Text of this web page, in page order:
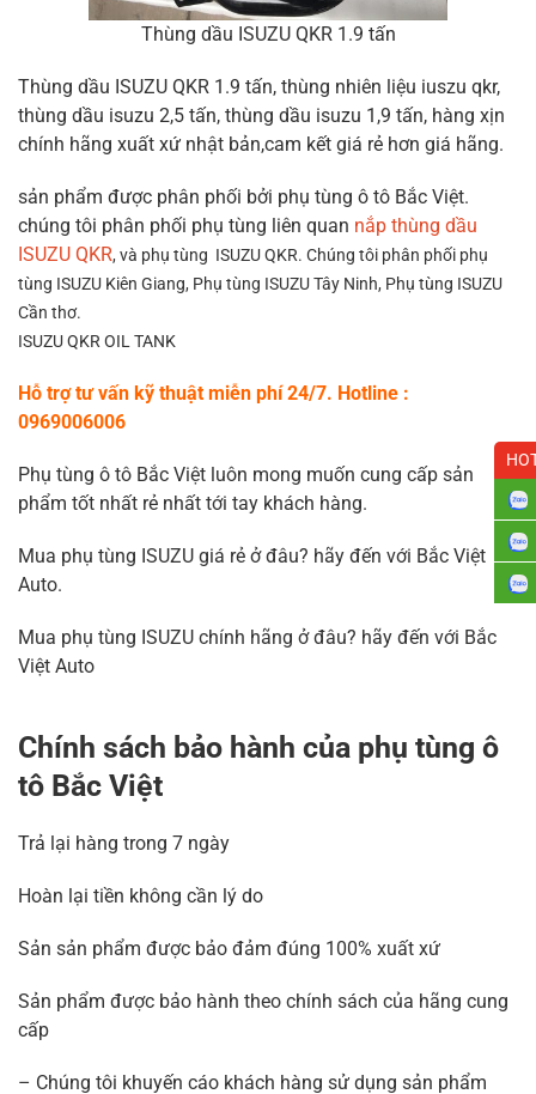
Thùng dầu ISUZU QKR 1.9 tấn
Thùng dầu ISUZU QKR 1.9 tấn, thùng nhiên liệu iuszu qkr,
thùng dầu isuzu 2,5 tấn, thùng dầu isuzu 1,9 tấn, hàng xịn
chính hãng xuất xứ nhật bản,cam kết giá rẻ hơn giá hãng.
sản phẩm được phân phối bởi phụ tùng ô tô Bắc Việt.
chúng tôi phân phối phụ tùng liên quan nắp thùng dầu
ISUZU QKR, và phụ tùng ISUZU QKR. Chúng tôi phân phối phụ
tùng ISUZU Kiên Giang, Phụ tùng ISUZU Tây Ninh, Phụ tùng ISUZU
Cần thơ.
ISUZU QKR OIL TANK
Hỗ trợ tư vấn kỹ thuật miễn phí 24/7. Hotline :
0969006006
Phụ tùng ô tô Bắc Việt luôn mong muốn cung cấp sản
phẩm tốt nhất rẻ nhất tới tay khách hàng.
Mua phụ tùng ISUZU giá rẻ ở đâu? hãy đến với Bắc Việt
Auto.
Mua phụ tùng ISUZU chính hãng ở đâu? hãy đến với Bắc
Việt Auto
Chính sách bảo hành của phụ tùng ô
tô Bắc Việt
Trả lại hàng trong 7 ngày
Hoàn lại tiền không cần lý do
Sản sản phẩm được bảo đảm đúng 100% xuất xứ
Sản phẩm được bảo hành theo chính sách của hãng cung
cấp
– Chúng tôi khuyến cáo khách hàng sử dụng sản phẩm